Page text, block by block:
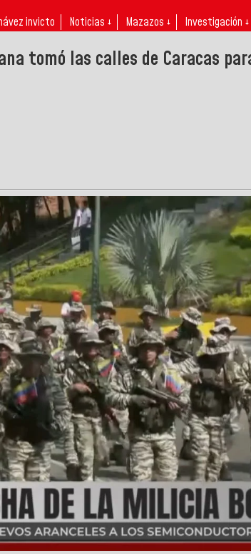
invicto Noticias ↓ Mazazos ↓ Investigación ↓
tomó las calles de Caracas